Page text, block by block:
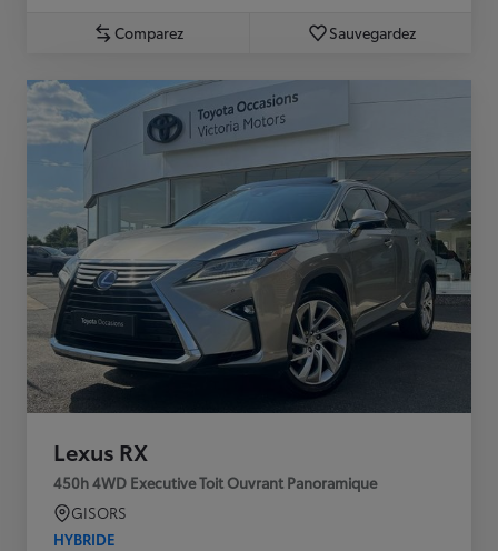
Comparez Sauvegardez
Lexus RX
450h 4WD Executive Toit Ouvrant Panoramique
GISORS
HYBRIDE